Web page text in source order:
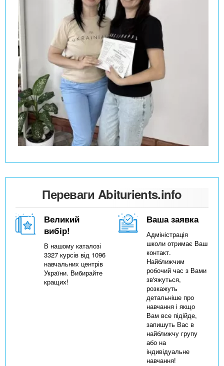
Переваги Abiturients.info
Великий
вибір!
В нашому каталозі
3327 курсів від 1096
навчальних центрів
України. Вибирайте
кращих!
Ваша заявка
Адміністрація
школи отримає Ваш
контакт.
Найближчим
робочий час з Вами
зв'яжуться,
розкажуть
детальніше про
навчання і якщо
Вам все підійде,
запишуть Вас в
найближчу групу
або на
індивідуальне
навчання!